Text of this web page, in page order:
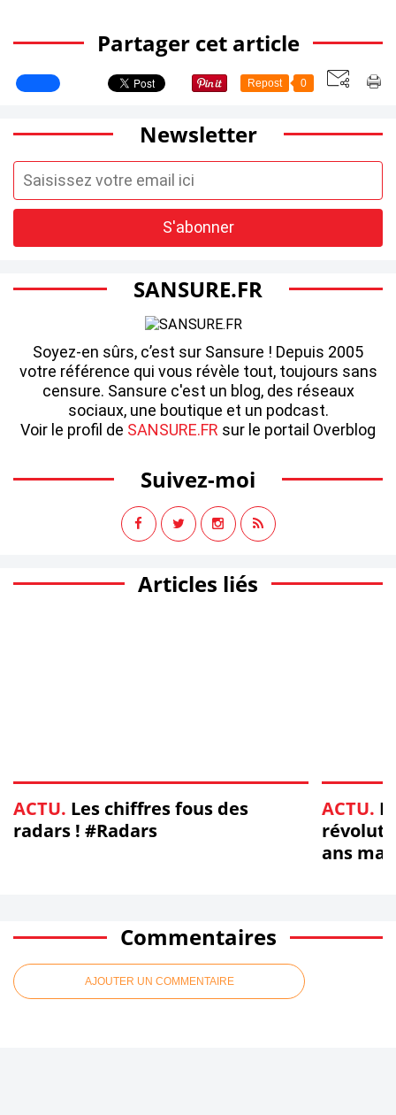
Partager cet article
Repost 0
Newsletter
SANSURE.FR
Soyez-en sûrs, c’est sur Sansure ! Depuis 2005
votre référence qui vous révèle tout, toujours sans
censure. Sansure c'est un blog, des réseaux
sociaux, une boutique et un podcast.
Voir le profil de SANSURE.FR sur le portail Overblog
Suivez-moi
Articles liés
ACTU. Les chiffres fous des
radars ! #Radars
ACTU.
ans
Commentaires
AJOUTER UN COMMENTAIRE